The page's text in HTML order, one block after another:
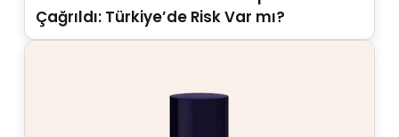
Çağrıldı: Türkiye’de Risk Var mı?